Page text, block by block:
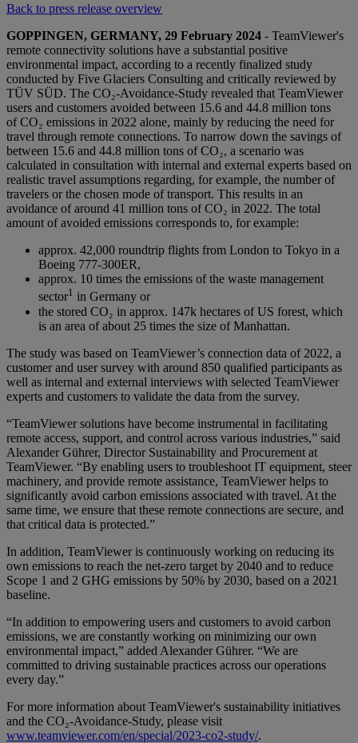
Back to press release overview
GOPPINGEN, GERMANY, 29 February 2024 - TeamViewer's
remote connectivity solutions have a substantial positive
environmental impact, according to a recently finalized study
conducted by Five Glaciers Consulting and critically reviewed by
TÜV SÜD. The CO₂-Avoidance-Study revealed that TeamViewer
users and customers avoided between 15.6 and 44.8 million tons
of CO₂ emissions in 2022 alone, mainly by reducing the need for
travel through remote connections. To narrow down the savings of
between 15.6 and 44.8 million tons of CO₂, a scenario was
calculated in consultation with internal and external experts based on
realistic travel assumptions regarding, for example, the number of
travelers or the chosen mode of transport. This results in an
avoidance of around 41 million tons of CO₂ in 2022. The total
amount of avoided emissions corresponds to, for example:
approx. 42,000 roundtrip flights from London to Tokyo in a
Boeing 777-300ER,
approx. 10 times the emissions of the waste management
sector1 in Germany or
the stored CO₂ in approx. 147k hectares of US forest, which
is an area of about 25 times the size of Manhattan.
The study was based on TeamViewer’s connection data of 2022, a
customer and user survey with around 850 qualified participants as
well as internal and external interviews with selected TeamViewer
experts and customers to validate the data from the survey.
“TeamViewer solutions have become instrumental in facilitating
remote access, support, and control across various industries,” said
Alexander Gührer, Director Sustainability and Procurement at
TeamViewer. “By enabling users to troubleshoot IT equipment, steer
machinery, and provide remote assistance, TeamViewer helps to
significantly avoid carbon emissions associated with travel. At the
same time, we ensure that these remote connections are secure, and
that critical data is protected.”
In addition, TeamViewer is continuously working on reducing its
own emissions to reach the net-zero target by 2040 and to reduce
Scope 1 and 2 GHG emissions by 50% by 2030, based on a 2021
baseline.
“In addition to empowering users and customers to avoid carbon
emissions, we are constantly working on minimizing our own
environmental impact,” added Alexander Gührer. “We are
committed to driving sustainable practices across our operations
every day.”
For more information about TeamViewer's sustainability initiatives
and the CO₂-Avoidance-Study, please visit
www.teamviewer.com/en/special/2023-co2-study/.